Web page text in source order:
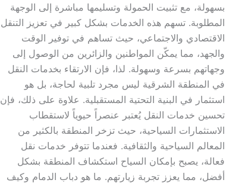
بسهولة، مع تثبيت الحمولة وتسليمها مباشرة إلى الوجهة
المطلوبة. تسهم هذه الخدمات بشكل كبير في تعزيز التنقل
الاقتصادي والاجتماعي، حيث تساهم في توفير الوقت
والجهد، مما يمكّن المواطنين والزائرين من الوصول إلى
وجهاتهم بسرعة وسهولة. لذا، فإن الارتقاء بخدمات النقل
في المنطقة الشرقية ليس مجرد تلبية لحاجة، بل هو
استثمار في البنية التحتية المستقبلية. علاوة على ذلك، فإن
تحسين خدمات النقل يُعتبر عنصراً حيوياً لاستقطاب
الاستثمارات السياحية، حيث تزخر المنطقة بالكثير من
المعالم السياحية والثقافية. فعندما تتوفر خدمات نقل
فعالة، يصبح بإمكان السياح استكشاف المنطقة بشكل
أفضل، مما يعزز تجربة زيارتهم. ما هو دباب الدمام وكيف